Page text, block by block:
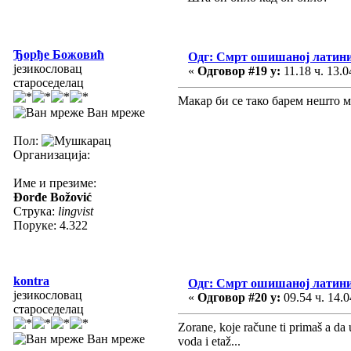
Ђорђе Божовић
језикословац
староседелац
Ван мреже
Пол:
Организација:
Име и презиме:
Đorđe Božović
Струка: lingvist
Поруке: 4.322
Одг: Смрт ошишаној
« Одговор #19 у: 11.18 ч.
Макар би се тако барем нешто
kontra
језикословац
староседелац
Ван мреже
Одг: Смрт ошишаној
« Одговор #20 у: 09.54 ч.
Zorane, koje račune ti primaš a
voda i etaž...